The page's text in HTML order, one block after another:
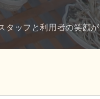
タッフと利用者の笑顔が